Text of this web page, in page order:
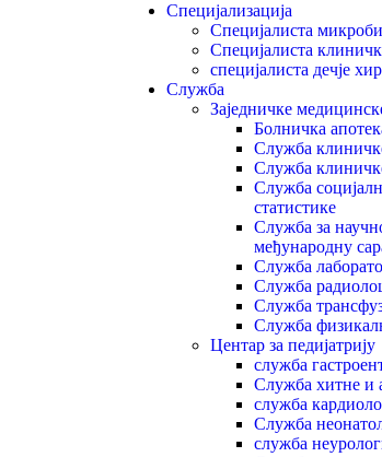
Специјализација
Специјалиста
Специјалиста
специјалиста дечје
Служба
Заједничке
Болничка
Служба
Служба
Служба
статистике
Служба за
међународну
Служба
Служба
Служба
Служба
Центар за педијатрију
служба
Служба хитне и
служба
Служба
служба